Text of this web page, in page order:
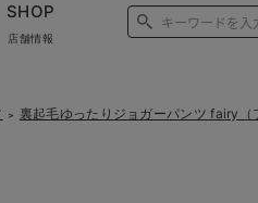
SHOP
店舗情報
＞
裏起毛ゆったりジョガーパンツ fairy（